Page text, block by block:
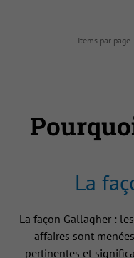
Items par page
La
La façon Gallagher :
affaires sont
pertinentes et